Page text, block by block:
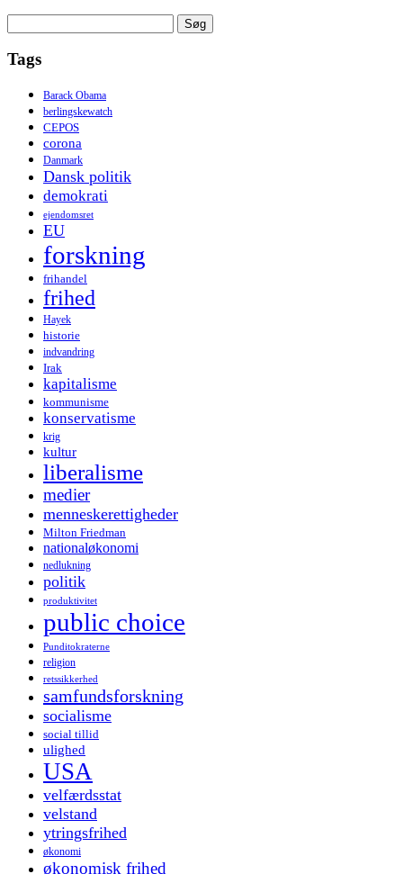
efter:
Tags
Barack Obama
berlingskewatch
CEPOS
corona
Danmark
Dansk politik
demokrati
ejendomsret
EU
forskning
frihandel
frihed
Hayek
historie
indvandring
Irak
kapitalisme
kommunisme
konservatisme
krig
kultur
liberalisme
medier
menneskerettigheder
Milton Friedman
nationaløkonomi
nedlukning
politik
produktivitet
public choice
Punditokraterne
religion
retssikkerhed
samfundsforskning
socialisme
social tillid
ulighed
USA
velfærdsstat
velstand
ytringsfrihed
økonomi
økonomisk frihed